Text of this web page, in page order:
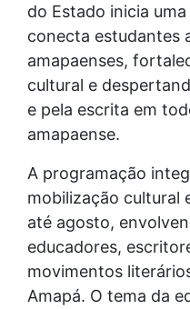
do Estado inicia
conecta estudantes
amapaenses,
cultural e
e pela escrita em
amapaense.
A programação
mobilização cultural
até agosto,
educadores,
movimentos
Amapá. O tema da